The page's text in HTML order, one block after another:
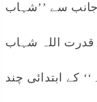
جانب سے ’’شہاب
اللہ شہاب
کے ابتدائی چند